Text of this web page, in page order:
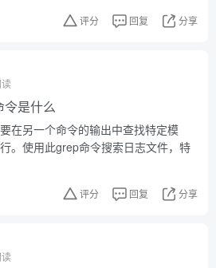
评分 回复 分享
令是什么
在另一个命令的输出中查找特定模
。使用此grep命令搜索日志文件，特
评分 回复 分享